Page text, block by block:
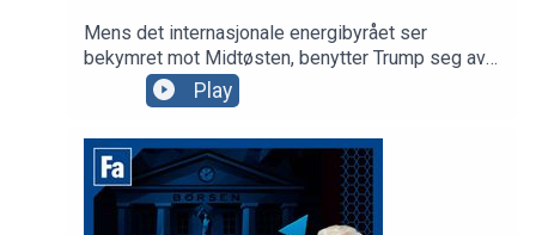
Mens det internasjonale energibyrået ser
bekymret mot Midtøsten, benytter Trump seg av
den beste sendetid til å anklage Kina for
valgresultatet i 2020. Ellers har vi
for å snakke om ferske tall, mens vi snakker om
markedet og porteføljen til Sverre Bjerkeli i Hvaler
Invest.
Play